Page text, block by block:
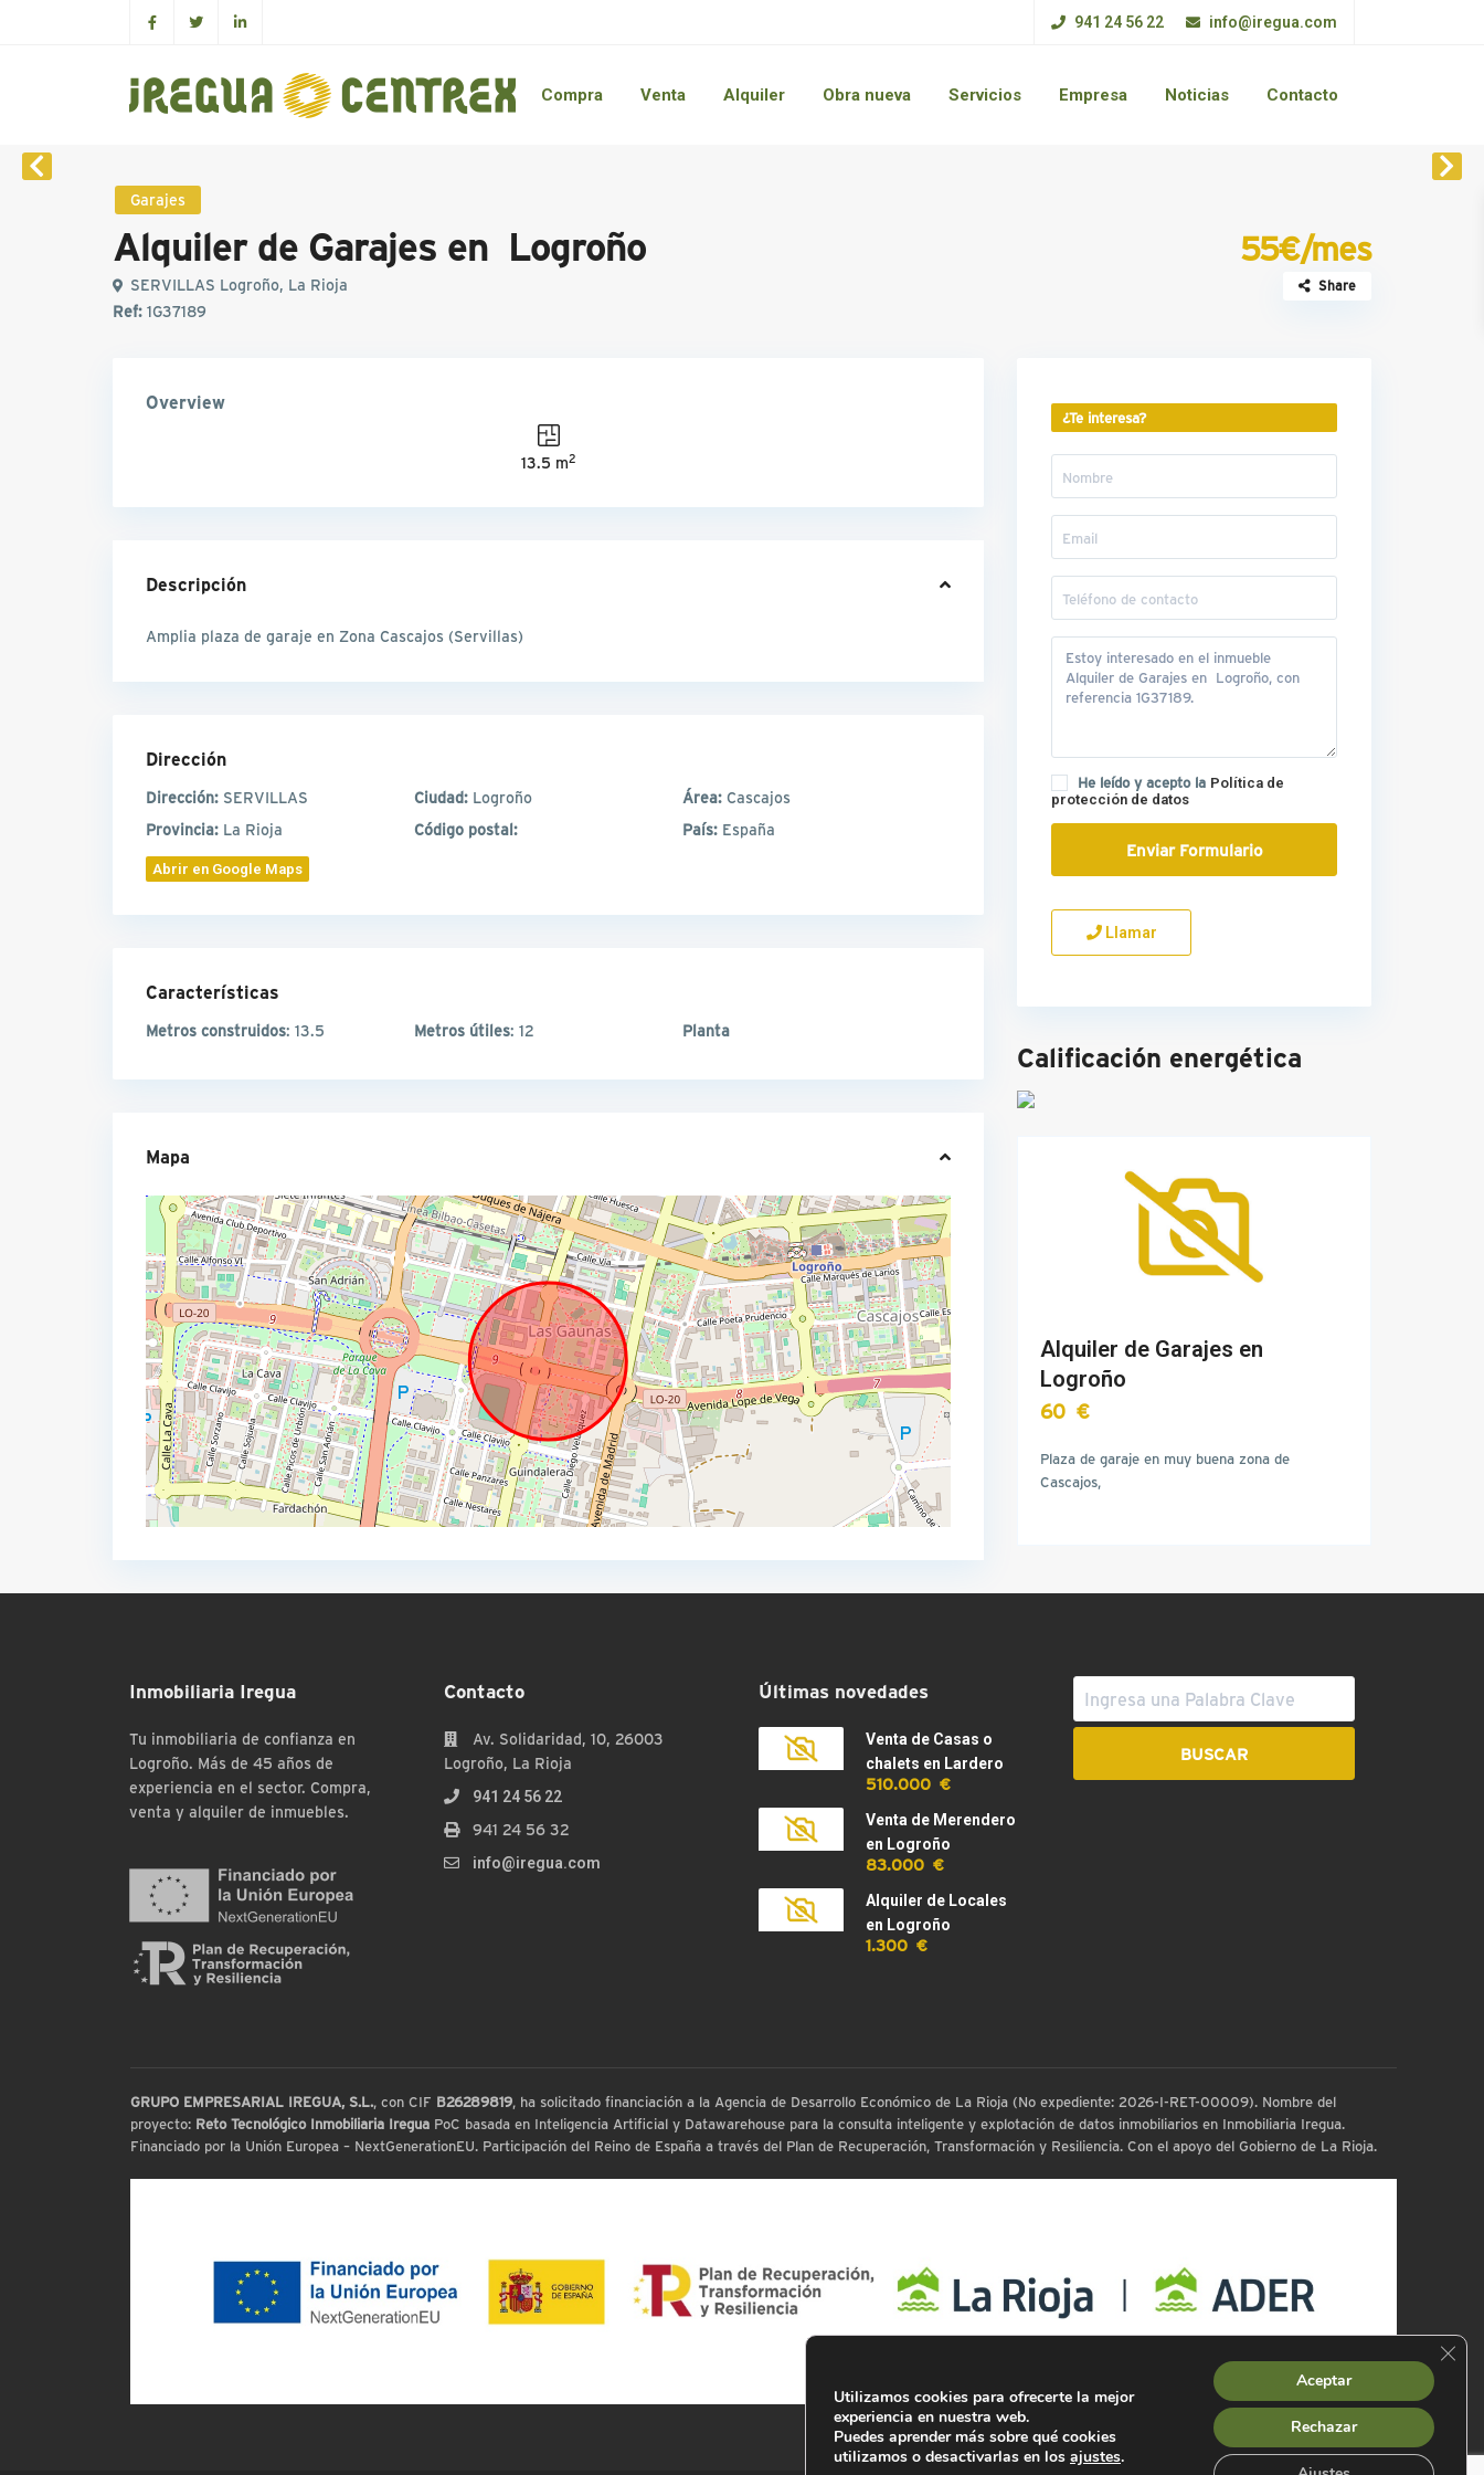
941 24 56 22 info@iregua.com
Compra Venta Alquiler Obra nueva Servicios Empresa Noticias Contacto
Garajes
Alquiler de Garajes en Logroño 55€/mes
SERVILLAS Logroño, La Rioja
Ref:1G37189
Share
Overview
13.5 m2
Descripción
Amplia plaza de garaje en Zona Cascajos (Servillas)
Dirección
Dirección: SERVILLAS Ciudad: Logroño Área: Cascajos
Provincia: La Rioja Código postal: País: España
Abrir en Google Maps
Características
Metros construidos: 13.5 Metros útiles: 12 Planta
Mapa
¿Te interesa?
He leído y acepto la Política de
protección de datos
Llamar
Calificación energética
Alquiler de Garajes en
Logroño
60 €
Plaza de garaje en muy buena zona de
Cascajos,
Inmobiliaria Iregua
Tu inmobiliaria de confianza en
Logroño. Más de 45 años de
experiencia en el sector. Compra,
venta y alquiler de inmuebles.
Contacto
Av. Solidaridad, 10, 26003
Logroño, La Rioja
941 24 56 22
941 24 56 32
info@iregua.com
Últimas novedades
Venta de Casas o
chalets en Lardero
510.000 €
Venta de Merendero
en Logroño
83.000 €
Alquiler de Locales
en Logroño
1.300 €
GRUPO EMPRESARIAL IREGUA, S.L., con CIF B26289819, ha solicitado financiación a la Agencia de Desarrollo Económico de La Rioja (No expediente: 2026-I-RET-00009). Nombre del
proyecto: Reto Tecnológico Inmobiliaria IreguaPoC basada en Inteligencia Artificial y Datawarehouse para la consulta inteligente y explotación de datos inmobiliarios en Inmobiliaria Iregua.
Financiado por la Unión Europea – NextGenerationEU. Participación del Reino de España a través del Plan de Recuperación, Transformación y Resiliencia. Con el apoyo del Gobierno de La Rioja.
Utilizamos cookies para ofrecerte la mejor
experiencia en nuestra web.
Puedes aprender más sobre qué cookies
utilizamos o desactivarlas en los ajustes.
Aceptar
Rechazar